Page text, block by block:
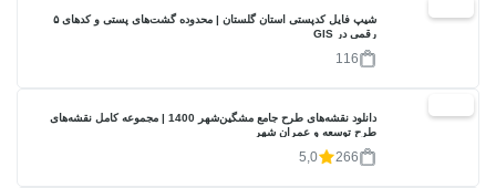
شیپ فایل کدپستی استان گلستان | محدوده گشت‌های پستی و کدهای ۵
رقمی در GIS
116
دانلود نقشه‌های طرح جامع مشگین‌شهر 1400 | مجموعه کامل نقشه‌های
طرح توسعه و عمران شهر
266
5,0